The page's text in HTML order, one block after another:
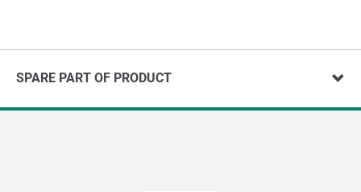
SPARE PART OF PRODUCT